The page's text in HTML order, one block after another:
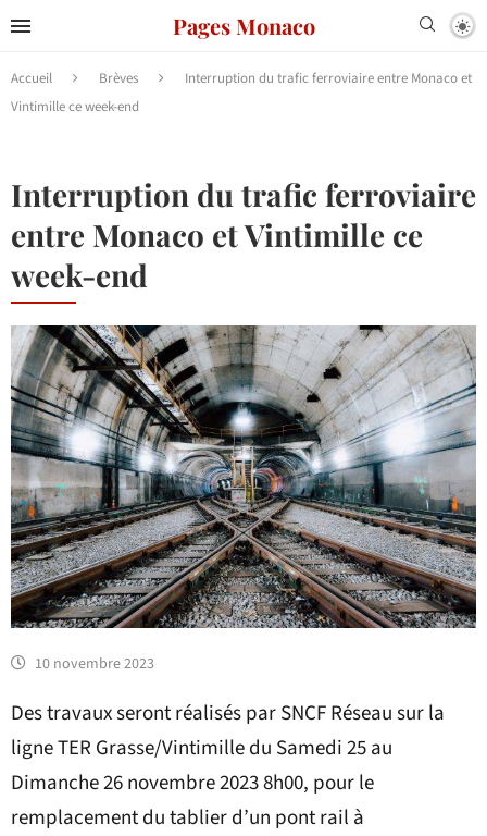
Pages Monaco
Accueil Brèves
Interruption du trafic ferroviaire entre Monaco et
Vintimille ce week-end
Interruption du trafic ferroviaire
entre Monaco et Vintimille ce
week-end
10 novembre 2023
Des travaux seront réalisés par SNCF Réseau sur la
ligne TER Grasse/Vintimille du Samedi 25 au
Dimanche 26 novembre 2023 8h00, pour le
remplacement du tablier d’un pont rail à